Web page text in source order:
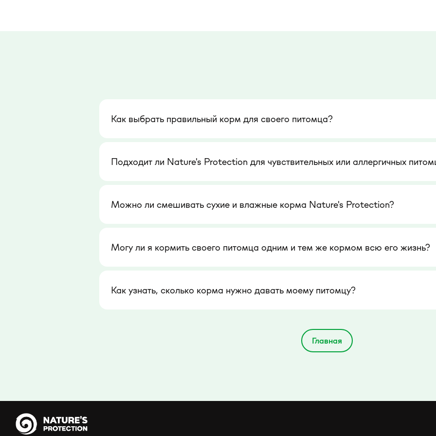
Как выбрать правильный корм для своего питомца?
Подходит ли Nature's Protection для чувствительных или аллергичных
Можно ли смешивать сухие и влажные корма Nature's Protection?
Могу ли я кормить своего питомца одним и тем же кормом всю его жизнь?
Как узнать, сколько корма нужно давать моему питомцу?
Главная